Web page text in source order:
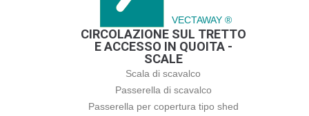
VECTAWAY ®
CIRCOLAZIONE SUL TRETTO
E ACCESSO IN QUOITA -
SCALE
Scala di scavalco
Passerella di scavalco
Passerella per copertura tipo shed